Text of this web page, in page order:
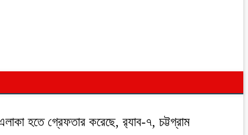
হতে গ্রেফতার করেছে, র‍্যাব-৭, চট্টগ্রাম